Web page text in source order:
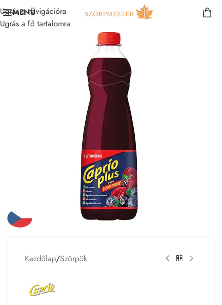
Ugrás a navigációra
Ugrás a fő tartalomra
MENÜ
Kezdőlap/Szörpök